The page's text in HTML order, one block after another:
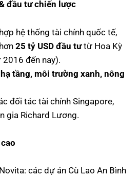
đầu tư chiến lược
hệ thống tài chính quốc tế,
25 tỷ USD đầu tưtừ Hoa Kỳ
đến nay).
tầng, môi trường xanh, nông
đối tác tài chính Singapore,
gia Richard Lương.
các dự án Cù Lao An Bình